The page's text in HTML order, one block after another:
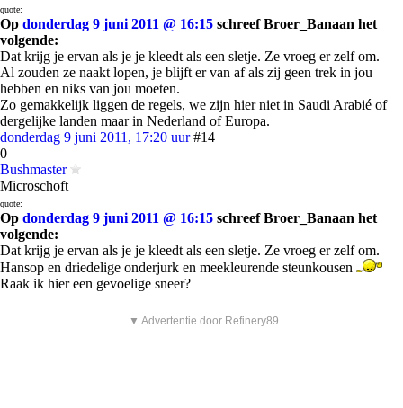
quote:
Op donderdag 9 juni 2011 @ 16:15 schreef Broer_Banaan het
volgende:
Dat krijg je ervan als je je kleedt als een sletje. Ze vroeg er zelf om.
Al zouden ze naakt lopen, je blijft er van af als zij geen trek in jou
hebben en niks van jou moeten.
Zo gemakkelijk liggen de regels, we zijn hier niet in Saudi Arabié of
dergelijke landen maar in Nederland of Europa.
donderdag 9 juni 2011, 17:20 uur #14
0
Bushmaster
Microschoft
quote:
Op donderdag 9 juni 2011 @ 16:15 schreef Broer_Banaan het
volgende:
Dat krijg je ervan als je je kleedt als een sletje. Ze vroeg er zelf om.
Hansop en driedelige onderjurk en meekleurende steunkousen
Raak ik hier een gevoelige sneer?
▼ Advertentie door Refinery89